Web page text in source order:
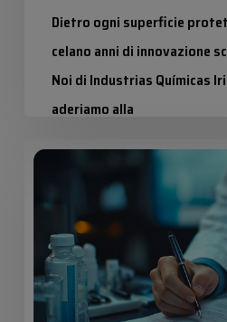
Dietro ogni superficie
celano anni di innovazione
Noi di Industrias Químicas
aderiamo alla
sostenibilità…
Industrias Químicas
10 Marzo 2026
Schede
sicurezza:
tutto
quello
che